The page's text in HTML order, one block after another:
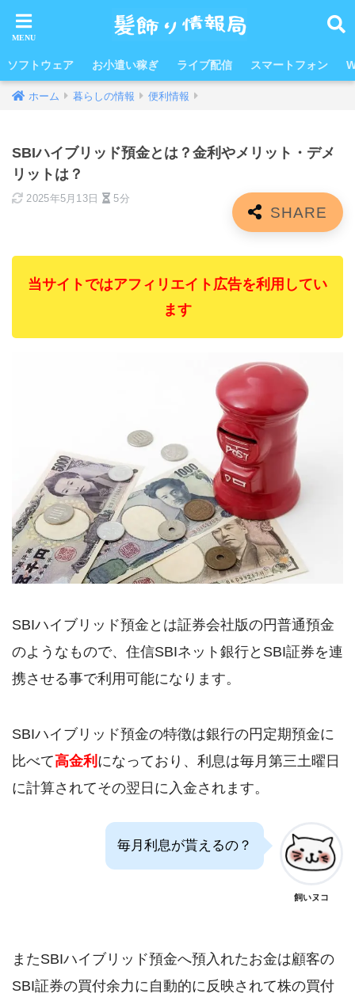
ソフトウェア お小遣い稼ぎ ライブ配信 スマートフォン
ホーム 暮らしの情報 便利情報
SBIハイブリッド預金とは？金利やメリット・デメ
リットは？
2025年5月13日 5分
当サイトではアフィリエイト広告を利用してい
ます
SBIハイブリッド預金とは証券会社版の円普通預金
のようなもので、住信SBIネット銀行とSBI証券を連
携させる事で利用可能になります。
SBIハイブリッド預金の特徴は銀行の円定期預金に
比べて高金利 になっており、利息は毎月第三土曜日
に計算されてその翌日に入金されます。
毎月利息が貰えるの？
飼いヌコ
またSBIハイブリッド預金へ預入れたお金は顧客の
SBI証券の買付余力に自動的に反映されて株の買付